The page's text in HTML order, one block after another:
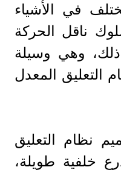
في الأشياء
ناقل الحركة
ذلك، وهي وسيلة
التعليق المعدل
نظام التعليق
خلفية طويلة،